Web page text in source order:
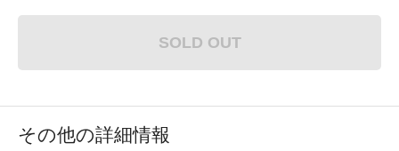
SOLD OUT
その他の詳細情報